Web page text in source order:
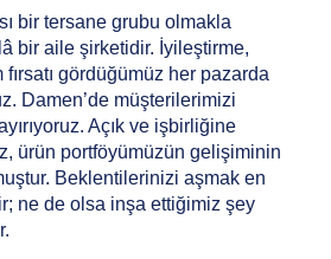
bir tersane grubu olmakla
bir aile şirketidir. İyileştirme,
fırsatı gördüğümüz her pazarda
Damen’de müşterilerimizi
Açık ve işbirliğine
ürün portföyümüzün gelişiminin
Beklentilerinizi aşmak en
ne de olsa inşa ettiğimiz şey